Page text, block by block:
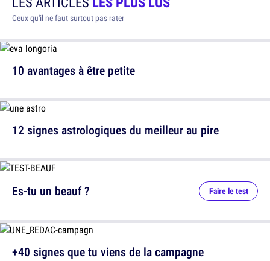
Ceux qu'il ne faut surtout pas rater
10 avantages à être petite
12 signes astrologiques du meilleur au pire
Es-tu un beauf ? Faire le test
+40 signes que tu viens de la campagne